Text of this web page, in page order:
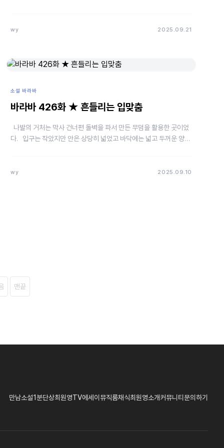
wy 2025.09.21
소설 바라바
바라바 426화 ★ 흔들리는 입맞춤
나발의 거처는 막사 건너편 돌벽을 파서 만든 무덤을 활용한 곳이었
다. 입구는 작았지만 안은 상당히 넓었고 바닥에는 넓고 두꺼운 양탄
wy 2025.09.10
맨끝
만남소설1분단상최원영TV에세이 뮤직룸채식최원영소개커뮤니티 문의하기